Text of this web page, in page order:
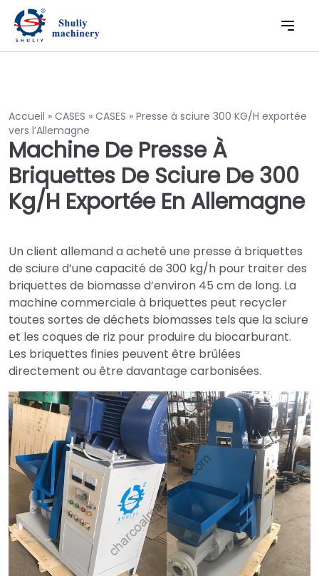
Accueil » CASES » CASES » Presse à sciure 300 KG/H exportée
vers l’Allemagne
Machine De Presse À
Briquettes De Sciure De 300
Kg/h Exportée En Allemagne
Un client allemand a acheté une presse à briquettes
de sciure d’une capacité de 300 kg/h pour traiter des
briquettes de biomasse d’environ 45 cm de long. La
machine commerciale à briquettes peut recycler
toutes sortes de déchets biomasses tels que la sciure
et les coques de riz pour produire du biocarburant.
Les briquettes finies peuvent être brûlées
directement ou être davantage carbonisées.